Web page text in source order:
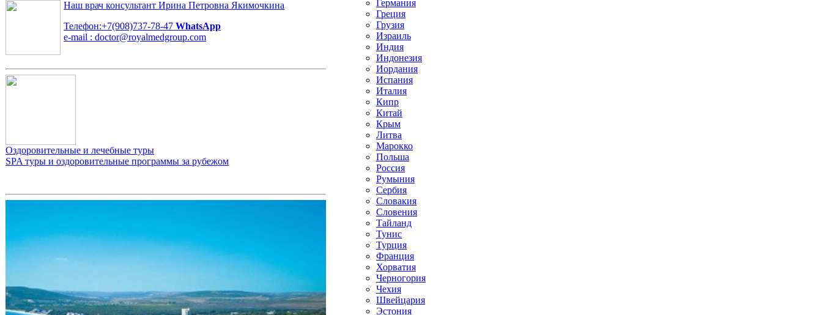
Наш врач консультант Ирина Петровна Якимочкина
Телефон:+7(908)737-78-47 WhatsApp
e-mail : doctor@royalmedgroup.com
Оздоровительные и лечебные туры
SPA туры и оздоровительные программы за рубежом
Германия
Греция
Грузия
Израиль
Индия
Индонезия
Иордания
Испания
Италия
Кипр
Китай
Крым
Литва
Марокко
Польша
Россия
Румыния
Сербия
Словакия
Словения
Тайланд
Тунис
Турция
Франция
Хорватия
Черногория
Чехия
Швейцария
Эстония